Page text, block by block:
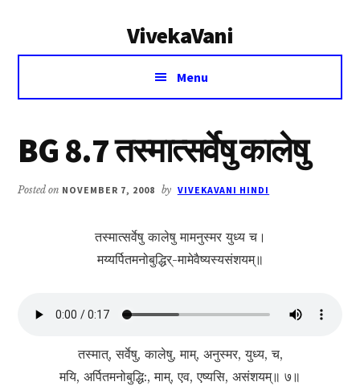
VivekaVani
Voice
Vivekananda
Menu
BG 8.7 तस्मात्सर्वेषु कालेषु
Posted on NOVEMBER 7, 2008 by VIVEKAVANI HINDI
तस्मात्सर्वेषु कालेषु मामनुस्मर युध्य च।
मय्यर्पितमनोबुद्धिर्-मामेवैष्यस्यसंशयम्॥
तस्मात्, सर्वेषु, कालेषु, माम्, अनुस्मर, युध्य, च,
मयि, अर्पितमनोबुद्धि:, माम्, एव, एष्यसि, असंशयम्॥ ७॥